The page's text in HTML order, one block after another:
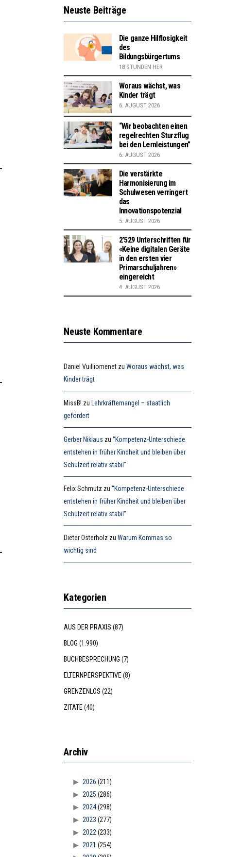
Neuste Beiträge
Die ganze Hilflosigkeit
des
Bildungsbürgertums
18 STUNDEN HER
Woraus wächst, was
Kinder trägt
6. AUGUST 2026
“Wir beobachten einen
regelrechten Sturzflug
bei den Lernleistungen”
6. AUGUST 2026
Die verstärkte
Harmonisierung im
Schulwesen verringert
das
Innovationspotenzial
5. AUGUST 2026
2’529 Unterschriften für
«Keine digitalen Geräte
in den ersten vier
Primarschuljahren»
eingereicht
4. AUGUST 2026
Neuste Kommentare
Daniel Vuilliomenet zuWoraus wächst, was
Kinder trägt
MissB! zu Lehrkräftemangel – staatlich
gefördert
Gerber Niklaus zu“Kompetenz-Unterschiede
entstehen in früher Kindheit und bleiben über
Schulzeit relativ stabil”
Felix Schmutz zu“Kompetenz-Unterschiede
entstehen in früher Kindheit und bleiben über
Schulzeit relativ stabil”
Dieter Osterholz zuWarum Kommas so
wichtig sind
Kategorien
AUS DER PRAXIS (87)
BLOG (1.990)
BUCHBESPRECHUNG (7)
ELTERNPERSPEKTIVE(8)
GRENZENLOS (22)
ZITATE(40)
Archiv
2026 (211)
2025 (286)
2024(298)
2023 (277)
2022(233)
2021 (254)